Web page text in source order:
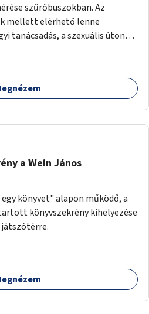
szűrőbuszokban. Az
mellett elérhető lenne
tanácsadás, a szexuális úton
a Wein János
könyvet" alapon működő, a
könyvszekrény kihelyezése
játszótérre.